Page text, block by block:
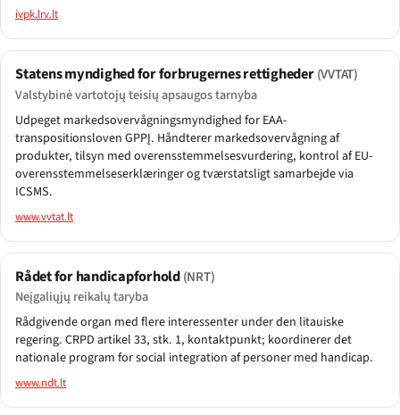
ivpk.lrv.lt
Statens myndighed for forbrugernes rettigheder(VVTAT)
Valstybinė vartotojų teisių apsaugos tarnyba
Udpeget markedsovervågningsmyndighed for EAA-
transpositionsloven GPPĮ. Håndterer markedsovervågning af
produkter, tilsyn med overensstemmelsesvurdering, kontrol af EU-
overensstemmelseserklæringer og tværstatsligt samarbejde via
ICSMS.
www.vvtat.lt
Rådet for handicapforhold(NRT)
Neįgaliųjų reikalų taryba
Rådgivende organ med flere interessenter under den litauiske
regering. CRPD artikel 33, stk. 1, kontaktpunkt; koordinerer det
nationale program for social integration af personer med handicap.
www.ndt.lt